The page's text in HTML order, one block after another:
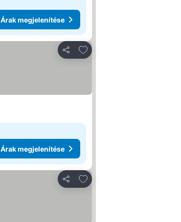
Árak megjelenítése
Megosztás
Hozzáadás a kedvencekhez
Árak megjelenítése
Megosztás
Hozzáadás a kedvencekhez